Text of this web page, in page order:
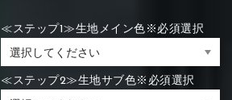
≪ステップ1≫生地メイン色※必須選択
≪ステップ2≫生地サブ色※必須選択